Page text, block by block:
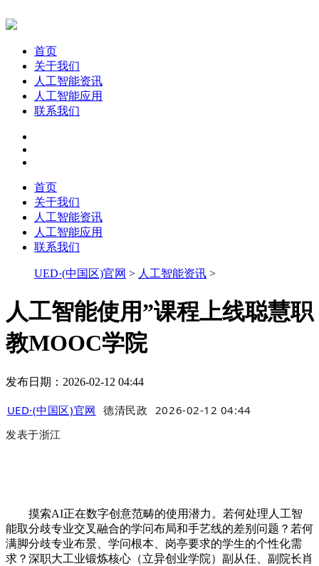
首页
关于我们
人工智能资讯
人工智能应用
联系我们
首页
关于我们
人工智能资讯
人工智能应用
联系我们
UED·(中国区)官网 > 人工智能资讯 >
人工智能使用”课程上线聪慧职
教MOOC学院
发布日期：2026-02-12 04:44
UED·(中国区)官网 德清民政 2026-02-12 04:44
发表于浙江
摸索AI正在数字创意范畴的使用潜力。若何处理人工智
能取分歧专业交叉融合的学问布局和手艺线的差别问题？若何
满脚分歧专业布景、学问根本、岗亭要求的学生的个性化需
求？深职大工业锻炼核心（立异创业学院）副从任、副院长肖